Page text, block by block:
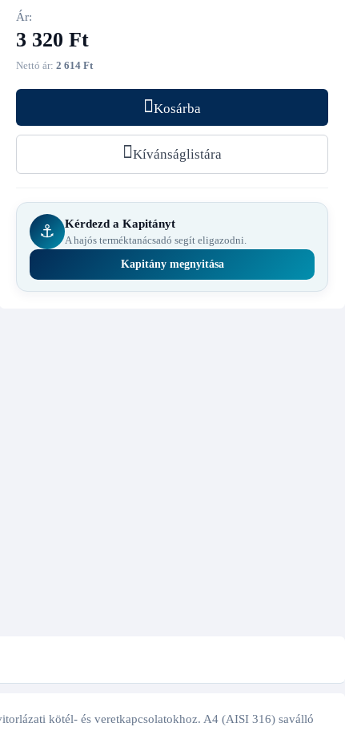
Ár:
3 320 Ft
Nettó ár:2 614 Ft
Kosárba
Kívánságlistára
⚓ Kérdezd a Kapitányt
A hajós terméktanácsadó segít eligazodni.
Kapitány megnyitása
kötél- és veretkapcsolatokhoz. A4 (AISI 316) saválló